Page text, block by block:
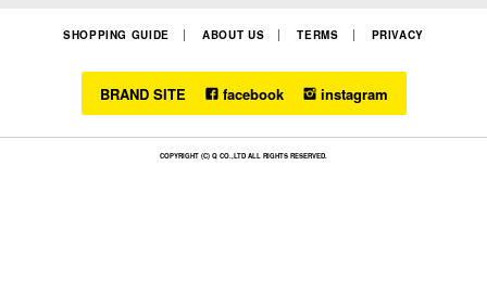
SHOPPING GUIDE ABOUT US TERMS PRIVACY
BRAND SITE facebook instagram
COPYRIGHT (C) Q CO.,LTD ALL RIGHTS RESERVED.